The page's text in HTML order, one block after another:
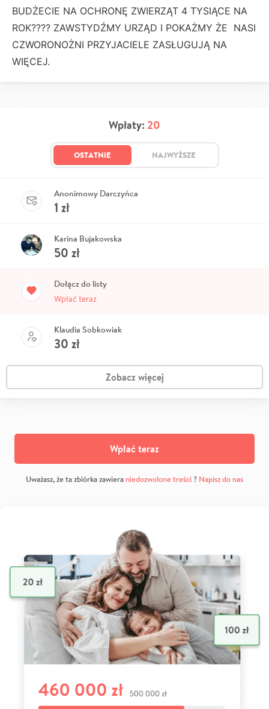
BUDŻECIE NA OCHRONĘ ZWIERZĄT 4 TYSIĄCE NA
ROK???? ZAWSTYDŹMY URZĄD I POKAŻMY ŻE NASI
CZWORONOŻNI PRZYJACIELE ZASŁUGUJĄ NA
WIĘCEJ.
Wpłaty: 20
OSTATNIE NAJWYŻSZE
Anonimowy Darczyńca
1 zł
Karina Bujakowska
50 zł
Dołącz do listy
Wpłać teraz
Klaudia Sobkowiak
30 zł
Zobacz więcej
Wpłać teraz
Uważasz, że ta zbiórka zawiera niedozwolone treści? Napisz do nas